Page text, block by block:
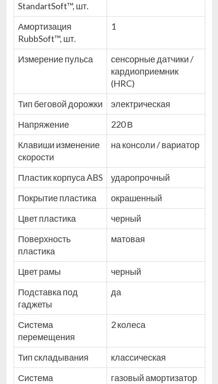
StandartSoft™, шт.
Амортизация
RubbSoft™, шт.
1
Измерение пульса
сенсорные датчики /
кардиоприемник
(HRC)
Тип беговой дорожки
электрическая
Напряжение
220 В
Клавиши изменение
скорости
на консоли / вариатор
Пластик корпуса ABS
ударопрочный
Покрытие пластика
окрашенный
Цвет пластика
черный
Поверхность
пластика
матовая
Цвет рамы
черный
Подставка под
гаджеты
да
Система
перемещения
2 колеса
Тип складывания
классическая
Система
газовый амортизатор